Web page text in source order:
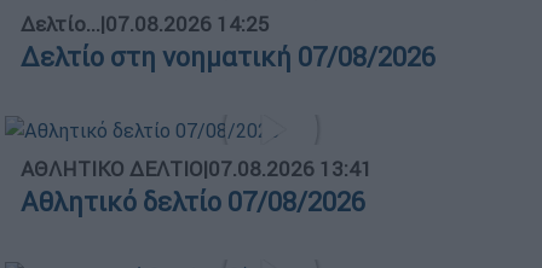
Δελτίο...|07.08.2026 14:25
Δελτίο στη νοηματική 07/08/2026
ΑΘΛΗΤΙΚΟ ΔΕΛΤΙΟ|07.08.2026 13:41
Αθλητικό δελτίο 07/08/2026